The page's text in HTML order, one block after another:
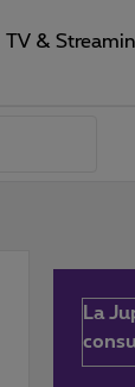
TV &
La